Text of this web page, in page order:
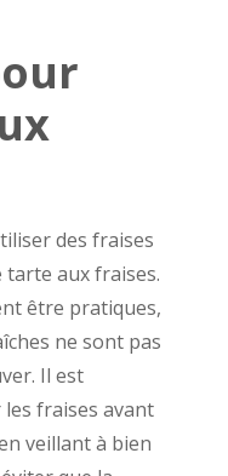
des fraises
aux fraises.
être pratiques,
ne sont pas
Il est
les fraises avant
veillant à bien